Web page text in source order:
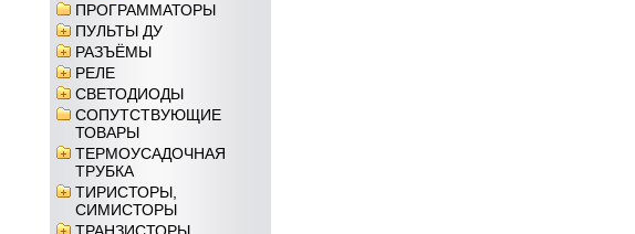
ПРОГРАММАТОРЫ
ПУЛЬТЫ ДУ
РАЗЪЁМЫ
РЕЛЕ
СВЕТОДИОДЫ
СОПУТСТВУЮЩИЕ
ТОВАРЫ
ТЕРМОУСАДОЧНАЯ
ТРУБКА
ТИРИСТОРЫ,
СИМИСТОРЫ